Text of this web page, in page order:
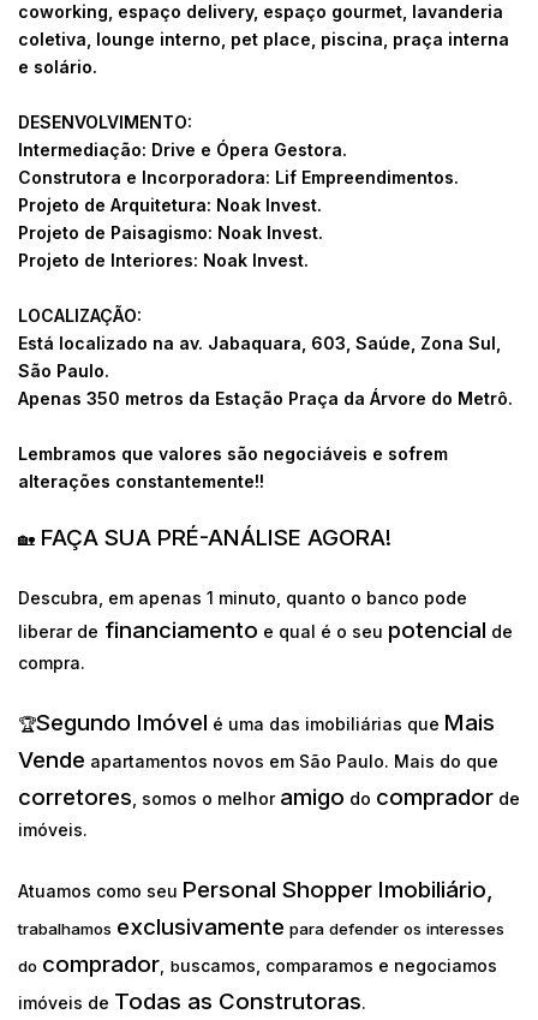
coworking, espaço delivery, espaço gourmet, lavanderia
coletiva, lounge interno, pet place, piscina, praça interna
e solário.
DESENVOLVIMENTO:
Intermediação: Drive e Ópera Gestora.
Construtora e Incorporadora: Lif Empreendimentos.
Projeto de Arquitetura: Noak Invest.
Projeto de Paisagismo: Noak Invest.
Projeto de Interiores: Noak Invest.
LOCALIZAÇÃO:
Está localizado na av. Jabaquara, 603, Saúde, Zona Sul,
São Paulo.
Apenas 350 metros da Estação Praça da Árvore do Metrô.
Lembramos que valores são negociáveis e sofrem
alterações constantemente!!
🏡 FAÇA SUA PRÉ-ANÁLISE AGORA!
Descubra, em apenas 1 minuto, quanto o banco pode
liberar de financiamento e qual é o seu potencial de
compra.
🏆Segundo Imóvel é uma das imobiliárias que Mais
Vende apartamentos novos em São Paulo. Mais do que
corretores , somos o melhor amigo do comprador de
imóveis.
Atuamos como seu Personal Shopper Imobiliário,
trabalhamos exclusivamente para defender os interesses
do comprador, buscamos, comparamos e negociamos
imóveis de Todas as Construtoras.